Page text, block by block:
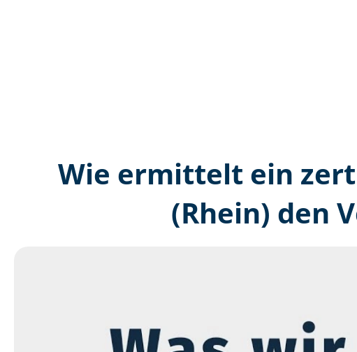
Wie ermittelt ein
(Rhein) den